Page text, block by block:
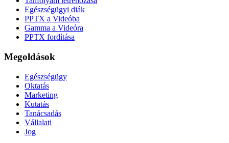
Egészségügyi diák
PPTX a Videóba
Gamma a Videóra
PPTX fordítása
Megoldások
Egészségügy
Oktatás
Marketing
Kutatás
Tanácsadás
Vállalati
Jog